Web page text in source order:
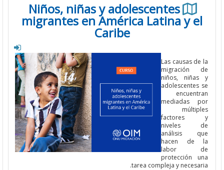
Niños, niñas y adolescentes
migrantes en América Latina y
Caribe
Las causas
migración
niños,
mediadas
niveles
análisis
hacen
labor
protección
tarea compleja y